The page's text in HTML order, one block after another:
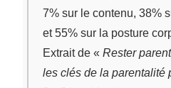
7% sur le contenu, 38%
et 55% sur la posture
Extrait de « Rester
les clés de la parentalité